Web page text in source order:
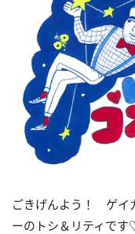
ごきげんよう！ ゲイ
ーのトシ＆リティで